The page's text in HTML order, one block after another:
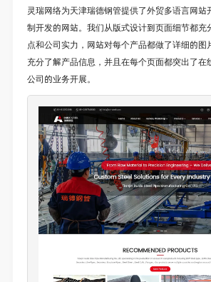
灵瑞网络为天津瑞德钢管提供了外贸多语言网站
制开发的网站。我们从版式设计到页面细节都充
点和公司实力，网站对每个产品都做了详细的图
充分了解产品信息，并且在每个页面都突出了在
公司的业务开展。